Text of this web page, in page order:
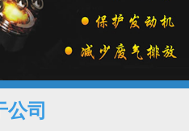
公司